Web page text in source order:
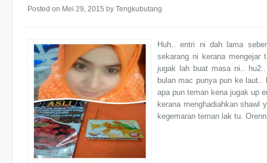
Posted on Mei 29, 2015 by Tengkubutang
Huh.. entri ni dah lama
sekarang ni kerana
jugak lah buat masa ni..
bulan mac punya pun ke
apa pun teman kena jugak up
kerana menghadiahkan shawl
kegemaran teman lak tu.